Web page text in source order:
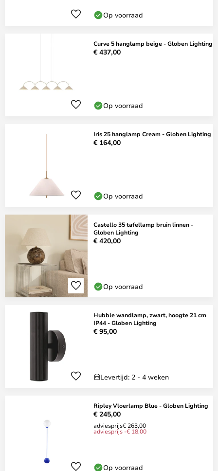
Op voorraad
Curve 5 hanglamp beige - Globen Lighting
€ 437,00
Op voorraad
Iris 25 hanglamp Cream - Globen Lighting
€ 164,00
Op voorraad
Castello 35 tafellamp bruin linnen -
Globen Lighting
€ 420,00
Op voorraad
Hubble wandlamp, zwart, hoogte 21 cm
IP44 - Globen Lighting
€ 95,00
Levertijd: 2 - 4 weken
Ripley Vloerlamp Blue - Globen Lighting
€ 245,00
adviesprijs€ 263,00
adviesprijs -€ 18,00
Op voorraad